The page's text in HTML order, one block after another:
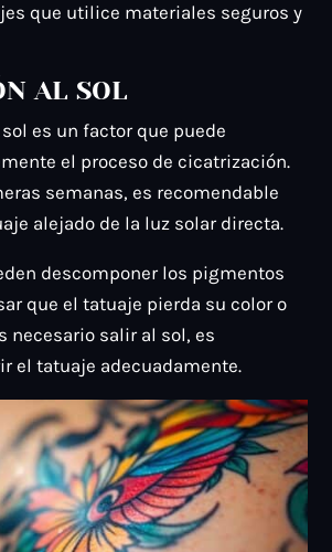
que utilice materiales seguros y
AL SOL
es un factor que puede
el proceso de cicatrización.
semanas, es recomendable
alejado de la luz solar directa.
descomponer los pigmentos
que el tatuaje pierda su color o
necesario salir al sol, es
el tatuaje adecuadamente.